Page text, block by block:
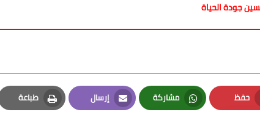
حفظ
Pinterest
مشاركة
Whatsapp
إرسال
Email
طباعة
Print